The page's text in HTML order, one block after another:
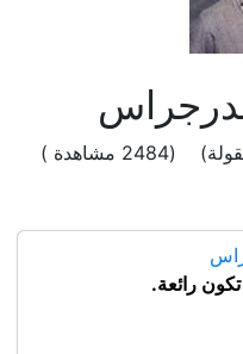
تكون رائعة.